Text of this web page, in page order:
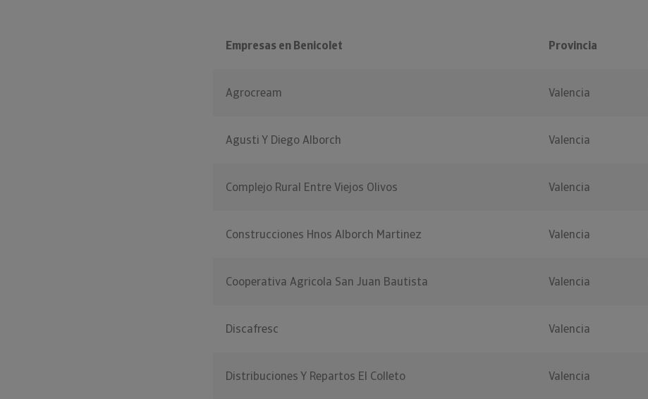
Empresas en Benicolet Provincia
Agrocream Valencia
Agusti Y Diego Alborch Valencia
Complejo Rural Entre Viejos Olivos Valencia
Construcciones Hnos Alborch Martinez Valencia
Cooperativa Agricola San Juan Bautista Valencia
Discafresc Valencia
Distribuciones Y Repartos El Colleto Valencia